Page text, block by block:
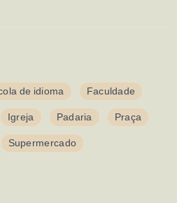
de idioma Faculdade
Igreja Padaria Praça
Supermercado